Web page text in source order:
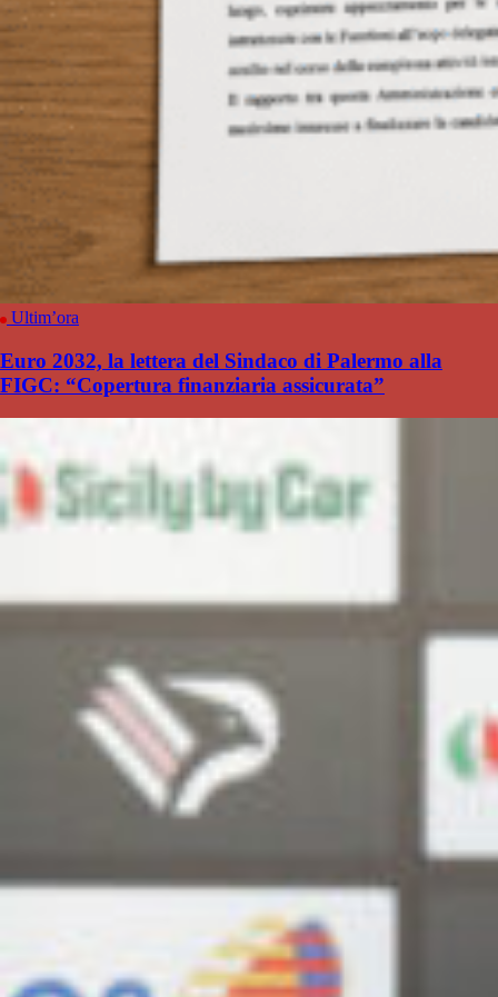
Ultim’ora
Euro 2032, la lettera del Sindaco di Palermo alla
FIGC: “Copertura finanziaria assicurata”